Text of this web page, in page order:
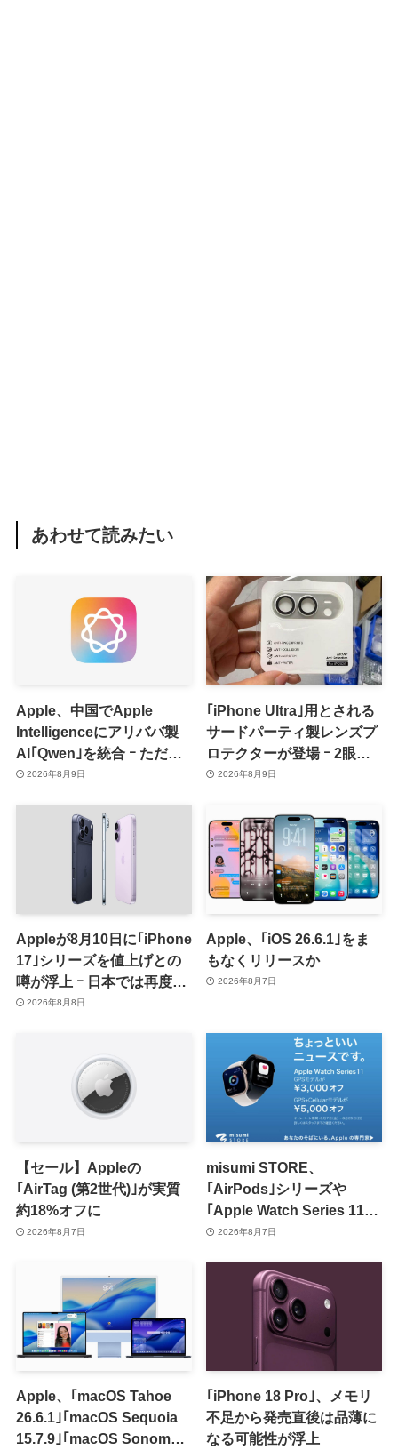
あわせて読みたい
Apple、中国でApple
Intelligenceにアリババ製
AI｢Qwen｣を統合 ｰ ただ、
ユーザーガイドを公開後に
2026年8月9日
｢iPhone Ultra｣用とされる
サードパーティ製レンズプ
ロテクターが登場 ｰ 2眼カ
メラ搭載や一部本体カラー
2026年8月9日
Appleが8月10日に｢iPhone
17｣シリーズを値上げとの
噂が浮上 ｰ 日本では再度値
上げの可能性も?!
2026年8月8日
Apple、｢iOS 26.6.1｣をま
もなくリリースか
2026年8月7日
【セール】Appleの
｢AirTag (第2世代)｣が実質
約18%オフに
2026年8月7日
misumi STORE、
｢AirPods｣シリーズや
｢Apple Watch Series 11｣
のセールを開催中
2026年8月7日
Apple、｢macOS Tahoe
26.6.1｣｢macOS Sequoia
15.7.9｣｢macOS Sonoma
｢iPhone 18 Pro｣、メモリ
不足から発売直後は品薄に
なる可能性が浮上